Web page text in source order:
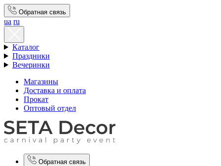
Обратная связь
ua ru
Каталог
Праздники
Вечеринки
Магазины
Доставка и оплата
Прокат
Оптовый отдел
Обратная связь